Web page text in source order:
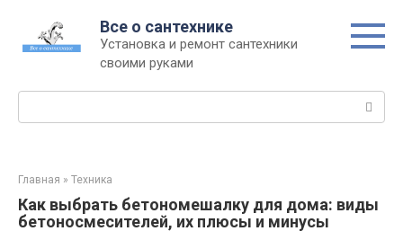
контенту
Все о сантехнике
Установка и ремонт сантехники
своими руками
Главная » Техника
Как выбрать бетономешалку для дома: виды
бетоносмесителей, их плюсы и минусы